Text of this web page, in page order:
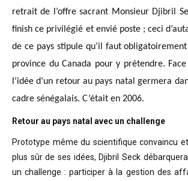
retrait de l’offre sacrant Monsieur Djibril
finish ce privilégié et envié poste ; ceci
de ce pays stipule qu’il faut
province du Canada pour y prétendre.
l’idée d’un retour au pays natal germera
cadre sénégalais. C’était en 2006.
Retour au pays natal avec un challenge
Prototype même du scientifique convaincu
plus sûr de ses idées, Djibril Seck
un challenge : participer à la gestion des